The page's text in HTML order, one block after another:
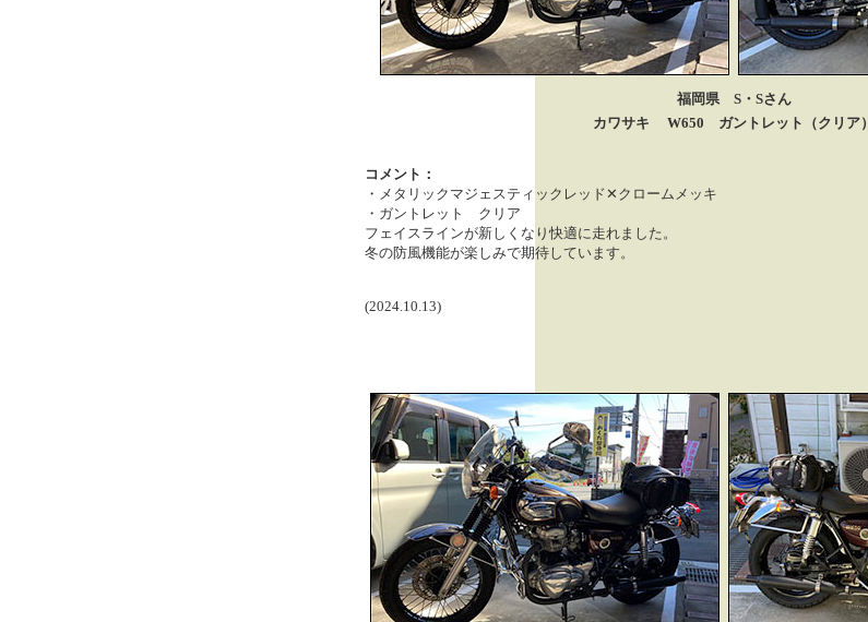
福岡県 S・Sさん
カワサキ W650 ガントレット（クリア）
コメント：
・メタリックマジェスティックレッド✕クロームメッキ
・ガントレット クリア
フェイスラインが新しくなり快適に走れました。
冬の防風機能が楽しみで期待しています。
(2024.10.13)